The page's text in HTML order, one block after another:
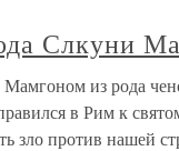
Слкуни
из рода
в Рим к
зло против нашей